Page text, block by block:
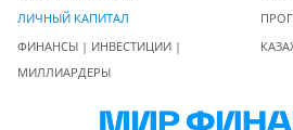
ЛИЧНЫЙ КАПИТАЛ
ФИНАНСЫ | ИНВЕСТИЦИИ |
МИЛЛИАРДЕРЫ